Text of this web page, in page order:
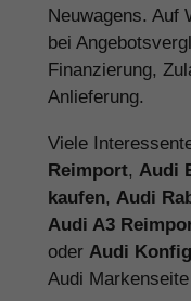
Neuwagens. Auf
bei
Finanzierung,
Anlieferung.
Viele
Reimport, Audi
kaufen, Audi
Audi A3
oder Audi
Audi